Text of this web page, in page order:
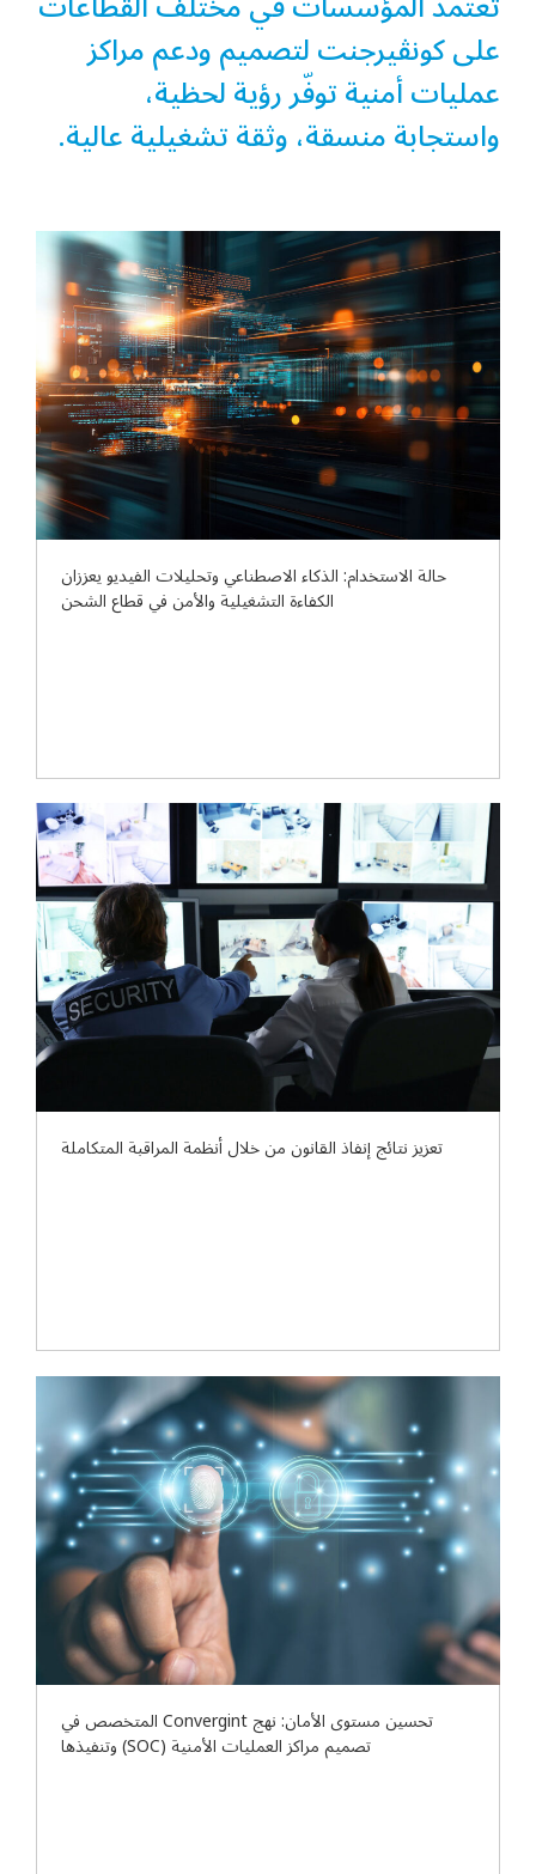
على كونڤيرجنت لتصميم ودعم مراكز
عمليات أمنية توفّر رؤية لحظية،
واستجابة منسقة، وثقة تشغيلية عالية.
حالة الاستخدام: الذكاء الاصطناعي وتحليلات الفيديو يعززان
الكفاءة التشغيلية والأمن في قطاع الشحن
تعزيز نتائج إنفاذ القانون من خلال أنظمة المراقبة المتكاملة
تحسين مستوى الأمان: نهج Convergint المتخصص في
تصميم مراكز العمليات الأمنية (SOC) وتنفيذها